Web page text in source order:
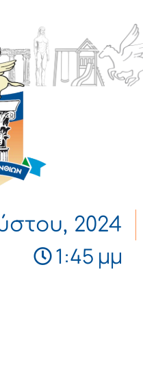
2024
1:45 μμ